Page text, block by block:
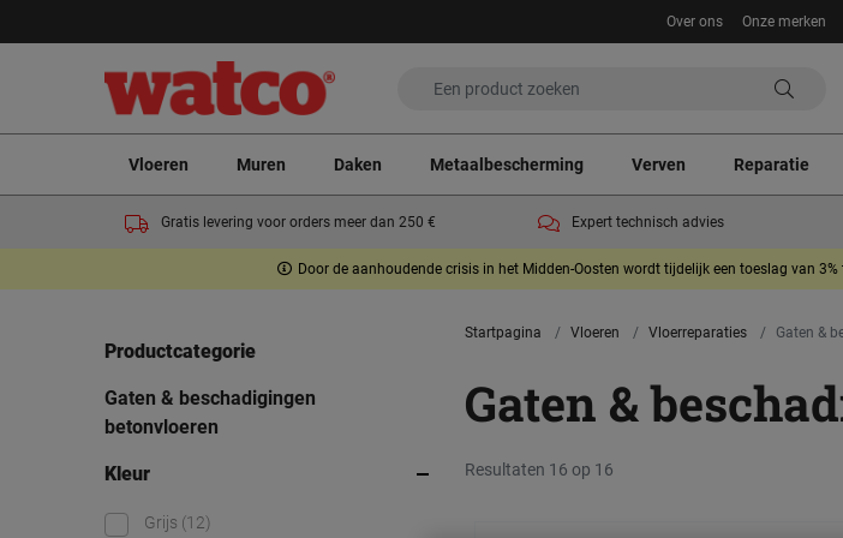
Over ons Onze merken
Vloeren Muren Daken Metaalbescherming Verven Reparatie
Gratis levering voor orders meer dan 250 € Expert technisch advies
Door de aanhoudende crisis in het Midden-Oosten wordt tijdelijk een toeslag van
Productcategorie
Gaten & beschadigingen
betonvloeren
Kleur
Grijs (12)
Startpagina Vloeren Vloerreparaties Gaten &
Gaten &
Resultaten 16 op 16